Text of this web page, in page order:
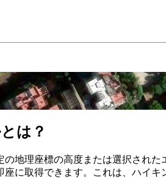
は？
の地理座標の高度または選択され
座に取得できます。これは、ハイ